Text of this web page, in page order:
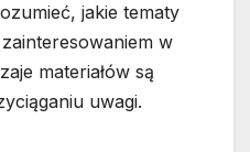
jakie tematy
w
materiałów są
uwagi.